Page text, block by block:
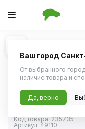
1/1
Губка
(150x50)
Код товара:235735
Артикул: 49110
Ваш город
От выбранного
наличие товара и
Да, верно